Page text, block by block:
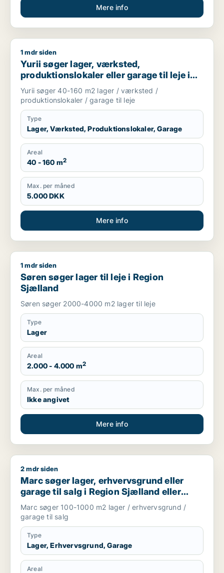
Mere info
Yurii søger lager, værksted, produktionslokaler eller garage
1 mdr siden
Yurii søger lager, værksted,
produktionslokaler eller garage til leje i
Region Sjælland
Yurii søger 40-160 m2 lager / værksted /
produktionslokaler / garage til leje
Type
Lager, Værksted, Produktionslokaler, Garage
Areal
40 - 160 m2
Max. per måned
5.000 DKK
Mere info
Søren søger lager til leje i Region Sjælland
1 mdr siden
Søren søger lager til leje i Region
Sjælland
Søren søger 2000-4000 m2 lager til leje
Type
Lager
Areal
2.000 - 4.000 m2
Max. per måned
Ikke angivet
Mere info
Marc søger lager, erhvervsgrund eller garage til salg i
2 mdr siden
Marc søger lager, erhvervsgrund eller
garage til salg i Region Sjælland eller
Nordsjælland
Marc søger 100-1000 m2 lager / erhvervsgrund /
garage til salg
Type
Lager, Erhvervsgrund, Garage
Areal